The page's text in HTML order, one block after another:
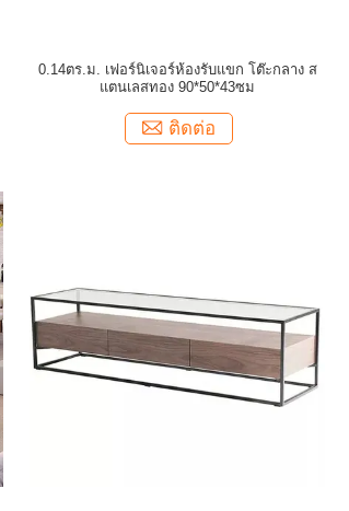
0.14ตร.ม. เฟอร์นิเจอร์ห้องรับแขก โต๊ะกลาง ส
แตนเลสทอง 90*50*43ซม
ติดต่อ